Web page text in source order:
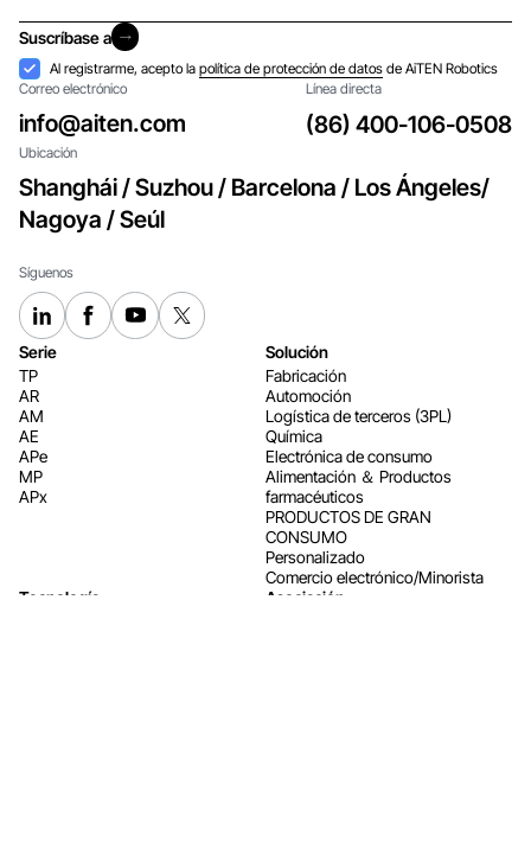
Suscríbase a
Suscríbase a
Aceptación
Al registrarme, acepto lapolítica de protección de datos de AiTEN Robotics
Correo electrónico
info@aiten.com
Línea directa
(86) 400-106-0508
Ubicación
Shanghái / Suzhou / Barcelona / Los Ángeles/
Nagoya / Seúl
Síguenos
Serie
TP
AR
AM
AE
APe
MP
APx
Solución
Fabricación
Automoción
Logística de terceros (3PL)
Química
Electrónica de consumo
Alimentación ＆ Productos
farmacéuticos
PRODUCTOS DE GRAN
CONSUMO
Personalizado
Comercio electrónico/Minorista
Tecnología
Asociación